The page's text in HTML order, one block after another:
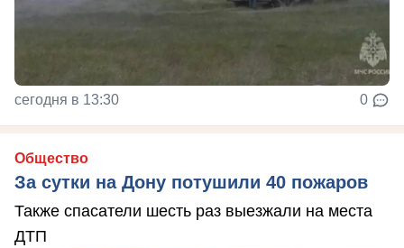
сегодня в 13:30 0
Общество
За сутки на Дону потушили 40 пожаров
Также спасатели шесть раз выезжали на места
ДТП